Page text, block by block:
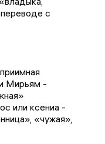
с
Мирьям -
или ксениа -
«чужая»,